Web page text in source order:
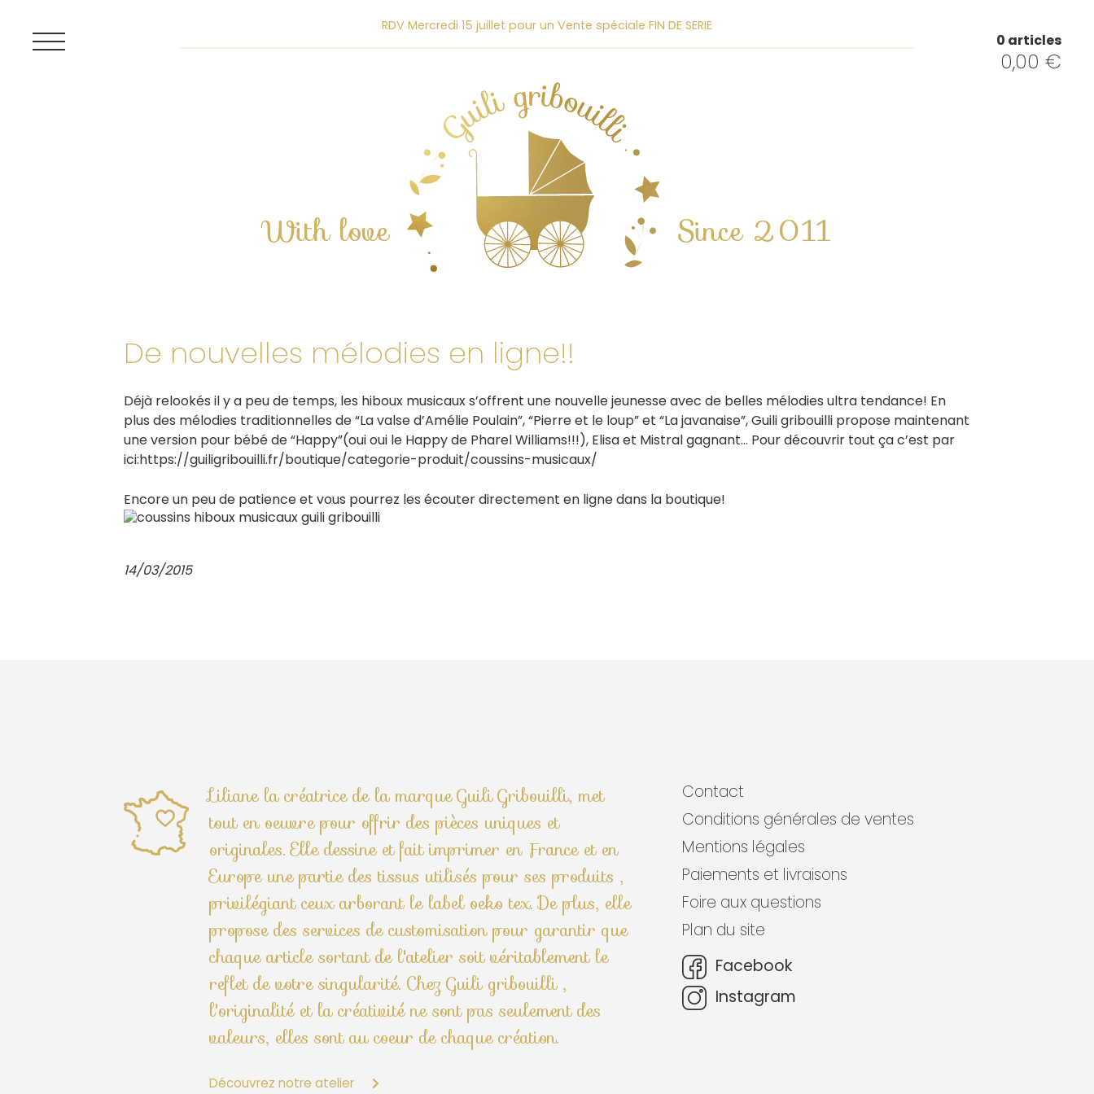
With love Since 2011
0 articles
0,00 €
RDV Mercredi 15 juillet pour un Vente spéciale FIN DE SERIE
De nouvelles mélodies en ligne!!
Déjà relookés il y a peu de temps, les hiboux musicaux s’offrent une nouvelle jeunesse avec de belles mélodies ultra tendance! En
plus des mélodies traditionnelles de “La valse d’Amélie Poulain”, “Pierre et le loup” et “La javanaise”, Guili gribouilli propose maintenant
une version pour bébé de “Happy”(oui oui le Happy de Pharel Williams!!!), Elisa et Mistral gagnant… Pour découvrir tout ça c’est par
ici:https://guiligribouilli.fr/boutique/categorie-produit/coussins-musicaux/
Encore un peu de patience et vous pourrez les écouter directement en ligne dans la boutique!
14/03/2015
Liliane la créatrice de la marque Guili Gribouilli, met
tout en oeuvre pour offrir des pièces uniques et
originales. Elle dessine et fait imprimer en France et en
Europe une partie des tissus utilisés pour ses produits ,
privilégiant ceux arborant le label oeko tex. De plus, elle
propose des services de customisation pour garantir que
chaque article sortant de l'atelier soit véritablement le
reflet de votre singularité. Chez Guili gribouilli ,
l'originalité et la créativité ne sont pas seulement des
valeurs, elles sont au coeur de chaque création.
Découvrez notre atelier
Contact
Conditions générales de ventes
Mentions légales
Paiements et livraisons
Foire aux questions
Plan du site
Facebook
Instagram